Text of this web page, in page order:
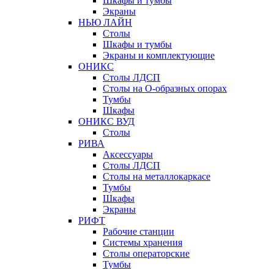
Экраны
НЬЮ ЛАЙН
Столы
Шкафы и тумбы
Экраны и комплектующие
ОНИКС
Столы ЛДСП
Столы на О-образных опорах
Тумбы
Шкафы
ОНИКС ВУД
Столы
РИВА
Аксессуары
Столы ЛДСП
Столы на металлокаркасе
Тумбы
Шкафы
Экраны
РИФТ
Рабочие станции
Системы хранения
Столы операторские
Тумбы